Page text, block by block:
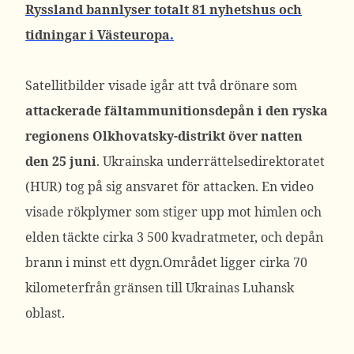
Ryssland bannlyser totalt 81 nyhetshus och
tidningar i Västeuropa.
Satellitbilder visade igår att två drönare som
attackerade fältammunitionsdepån i den ryska
regionens Olkhovatsky-distrikt över natten
den 25 juni. Ukrainska underrättelsedirektoratet
(HUR) tog på sig ansvaret för attacken. En video
visade rökplymer som stiger upp mot himlen och
elden täckte cirka 3 500 kvadratmeter, och depån
brann i minst ett dygn.Området ligger cirka 70
kilometerfrån gränsen till Ukrainas Luhansk
oblast.